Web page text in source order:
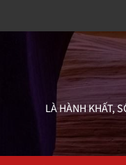
LÀ HÀNH KHẤT,